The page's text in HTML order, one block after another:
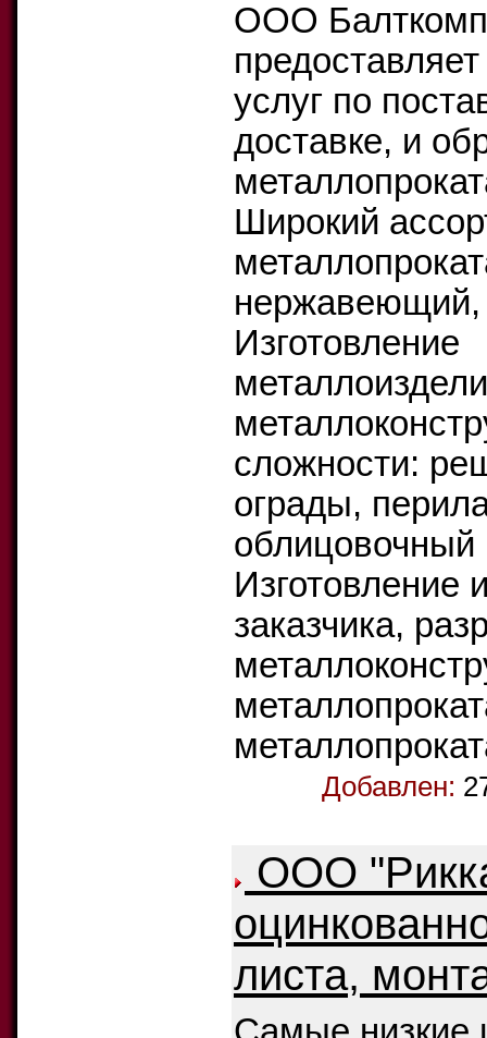
ООО
услуг по
доставке, и
Широкий
нержавеющий,
Изготовление
сложности:
ограды,
облицовочный
Изготовление
заказчика,
Добавлен:
ООО
листа,